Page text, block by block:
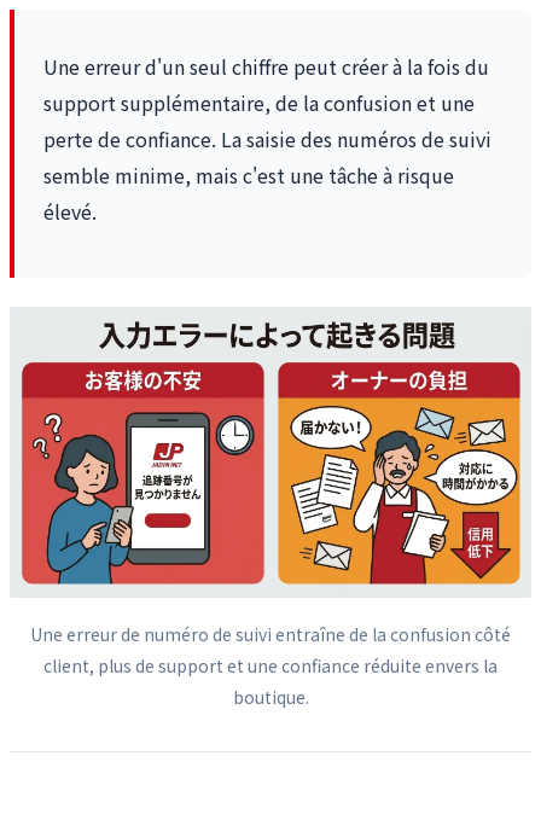
Une erreur d'un seul chiffre peut créer à la fois du
support supplémentaire, de la confusion et une
perte de confiance. La saisie des numéros de suivi
semble minime, mais c'est une tâche à risque
élevé.
Une erreur de numéro de suivi entraîne de la confusion côté
client, plus de support et une confiance réduite envers la
boutique.